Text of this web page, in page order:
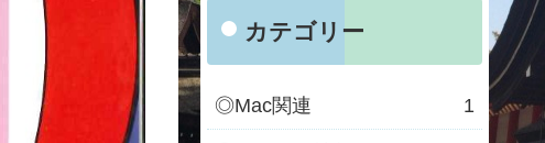
カテゴリー
◎Mac関連 1